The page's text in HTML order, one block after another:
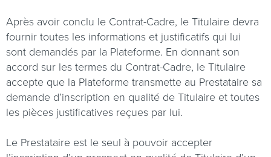
Après avoir conclu le Contrat-Cadre, le Titulaire devra
fournir toutes les informations et justificatifs qui lui
sont demandés par la Plateforme. En donnant son
accord sur les termes du Contrat-Cadre, le Titulaire
accepte que la Plateforme transmette au Prestataire sa
demande d’inscription en qualité de Titulaire et toutes
les pièces justificatives reçues par lui.
Le Prestataire est le seul à pouvoir accepter